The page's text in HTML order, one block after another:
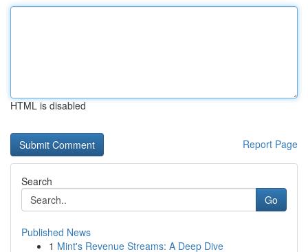
HTML is disabled
Report Page
Search
Go
Published News
1 Mint's Revenue Streams: A Deep Dive